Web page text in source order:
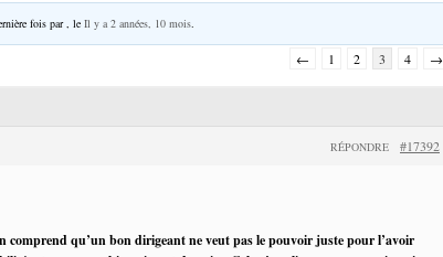
fois par , le Il y a 2 années, 10 mois
← 1 2 3 4 →
#17392
RÉPONDRE
comprend qu’un bon dirigeant ne veut pas le pouvoir juste pour l’avoir